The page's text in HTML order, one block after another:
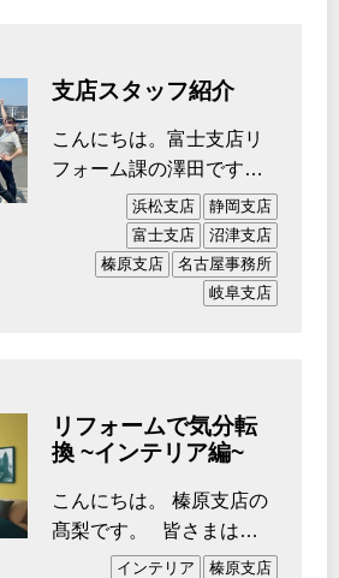
支店スタッフ紹介
こんにちは。富士支店リ
フォーム課の澤田です。
日中は暑いと感じること
が増えてきましたね…
浜松支店
静岡支店
富士支店
沼津支店
榛原支店
名古屋事務所
岐阜支店
リフォームで気分転
換 ~インテリア編~
こんにちは。 榛原支店の
髙梨です。 皆さまはい
かがお過ごしでしょう
インテリア 榛原支店